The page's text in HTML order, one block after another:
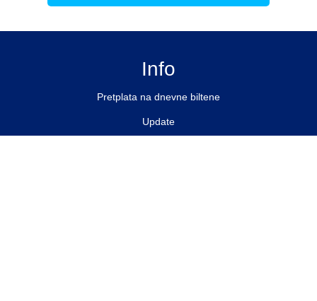
Info
Pretplata na dnevne biltene
Update